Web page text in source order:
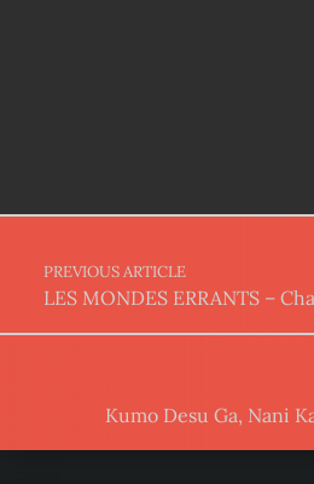
Post navigation
PREVIOUS ARTICLE
LES MONDES ERRANTS –
Kumo Desu Ga, Nani